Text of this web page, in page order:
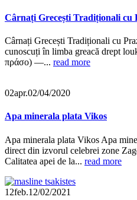
Cârnați Grecești Tradiționali cu
Cârnați Grecești Tradiționali cu
cunoscuți în limba greacă drept
πράσο) —... read more
02apr.02/04/2020
Apa minerala plata Vikos
Apa minerala plata Vikos Apa
direct din izvorul celebrei zone
Calitatea apei de la... read more
12feb.12/02/2021